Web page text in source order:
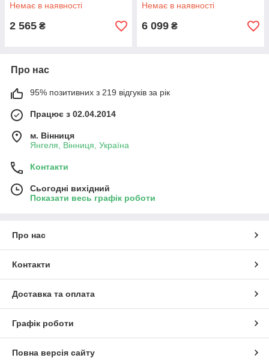
Немає в наявності
2 565 ₴
Немає в наявності
6 099 ₴
Про нас
95% позитивних з 219 відгуків за рік
Працює з 02.04.2014
м. Вінниця
Янгеля, Вінниця, Україна
Контакти
Сьогодні вихідний
Показати весь графік роботи
Про нас
Контакти
Доставка та оплата
Графік роботи
Повна версія сайту